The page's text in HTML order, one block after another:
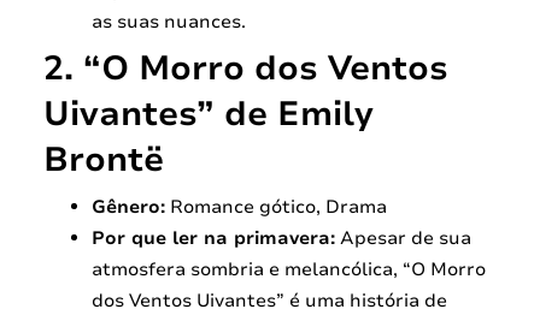
as suas nuances.
2. “O Morro dos Ventos
Uivantes” de Emily
Brontë
Gênero: Romance gótico, Drama
Por que ler na primavera: Apesar de sua
atmosfera sombria e melancólica, “O Morro
dos Ventos Uivantes” é uma história de